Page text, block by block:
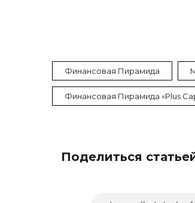
Финансовая Пирамида
Финансовая Пирамида «Plus
Поделиться